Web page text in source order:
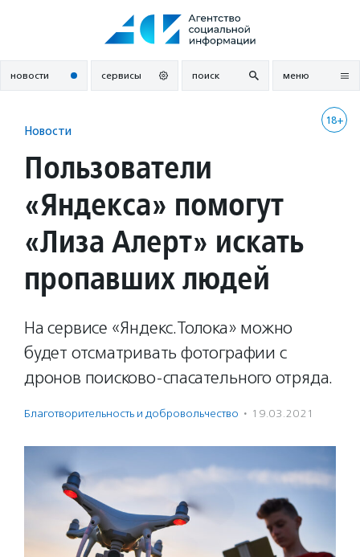
новости сервисы поиск меню
18+
Новости
Пользователи
«Яндекса» помогут
«Лиза Алерт» искать
пропавших людей
На сервисе «Яндекс.Толока» можно
будет отсматривать фотографии с
дронов поисково-спасательного отряда.
Благотвори­тель­ность и доброволь­чест­во · 19.03.2021